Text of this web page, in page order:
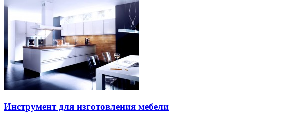
Инструмент для изготовления мебели